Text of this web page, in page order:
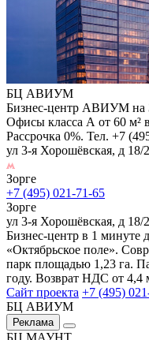
БЦ АВИУМ
Бизнес-центр АВИУМ на
Офисы класса А от 60 м²
Рассрочка 0%. Тел. +7
ул 3-я Хорошёвская, д 18/2
Зорге
+7 (495) 021-71-65
Зорге
ул 3-я Хорошёвская, д 18/2
Бизнес-центр в 1
«Октябрьское поле».
парк площадью 1,23 га.
году. Возврат НДС от 4,4
Сайт проекта +7 (495)
БЦ АВИУМ
Реклама
БЦ МАУНТ